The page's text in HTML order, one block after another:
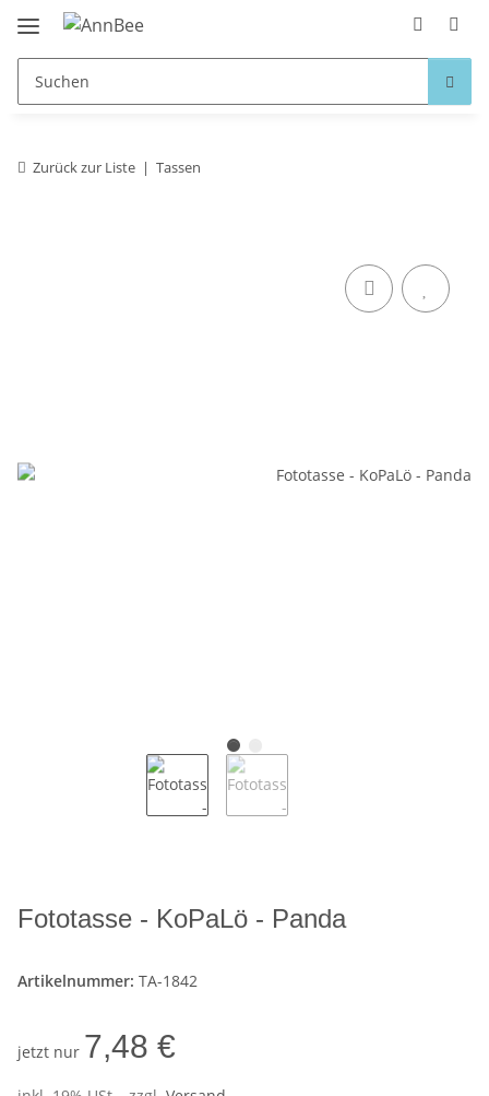
Zurück zur Liste Tassen
Fototasse - KoPaLö - Panda
Artikelnummer: TA-1842
jetzt nur 7,48 €